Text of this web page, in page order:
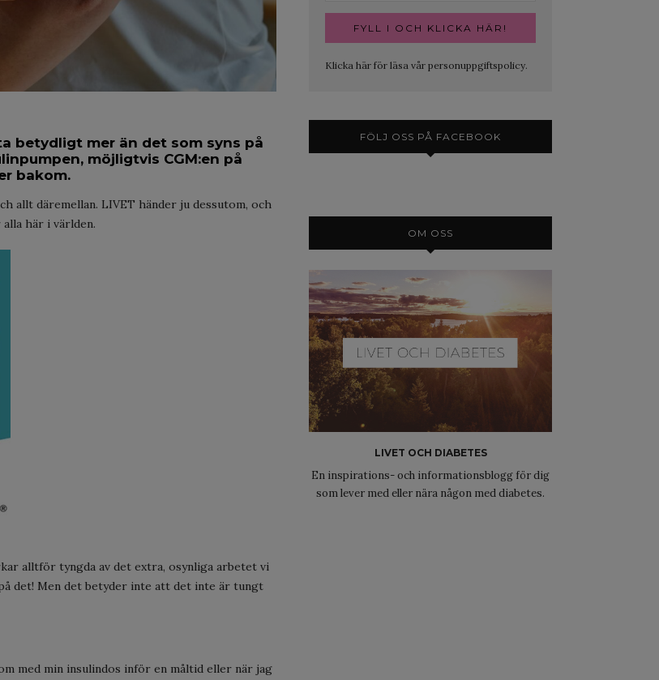
betydligt mer än det som syns på
möjligtvis CGM:en på
bakom.
allt däremellan. LIVET händer ju dessutom, och
här i världen.
alltför tyngda av det extra, osynliga arbetet vi
det! Men det betyder inte att det inte är tungt
med min insulindos inför en måltid eller när jag
Klicka här för läsa vår personuppgiftspolicy.
FÖLJ OSS PÅ FACEBOOK
OM OSS
LIVET OCH DIABETES
En inspirations- och informationsblogg för dig
som lever med eller nära någon med diabetes.